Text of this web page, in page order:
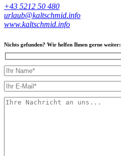
+43 5212 50 480
urlaub@kaltschmid.info
www.kaltschmid.info
Nichts gefunden? Wir helfen Ihnen gerne weiter: